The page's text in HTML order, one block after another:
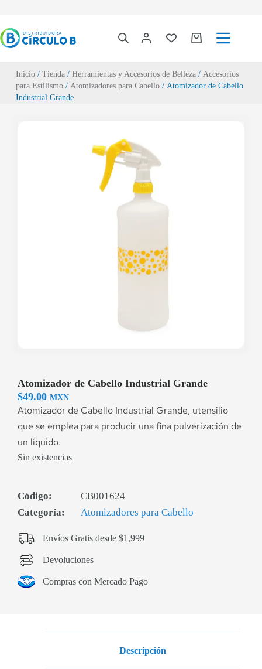
Inicio/ Tienda/ Herramientas y Accesorios de Belleza/ Accesorios
para Estilismo/ Atomizadores para Cabello/ Atomizador de Cabello
Industrial Grande
Atomizador de Cabello Industrial Grande
$49.00 MXN
Atomizador de Cabello Industrial Grande, utensilio
que se emplea para producir una fina pulverización de
un líquido.
Sin existencias
Código:
CB001624
Categoría:
Atomizadores para Cabello
Envíos Gratis desde $1,999
Devoluciones
Compras con Mercado Pago
Descripción